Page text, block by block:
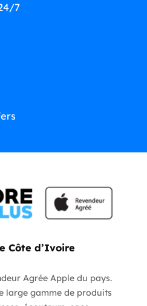
7
Côte d’Ivoire
Agrée Apple du pays.
large gamme de produits